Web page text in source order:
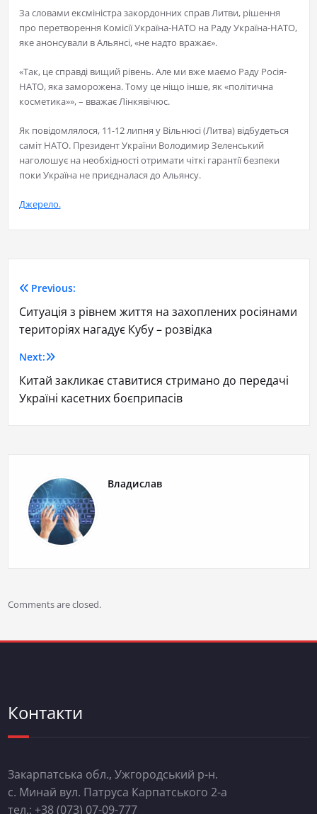
За словами ексміністра закордонних справ Литви, рішення
про перетворення Комісії Україна-НАТО на Раду Україна-НАТО,
яке анонсували в Альянсі, «не надто вражає».
«Так, це справді вищий рівень. Але ми вже маємо Раду Росія-
НАТО, яка заморожена. Тому це ніщо інше, як «політична
косметика»», – вважає Лінкявічюс.
Як повідомлялося, 11-12 липня у Вільнюсі (Литва) відбудеться
саміт НАТО. Президент України Володимир Зеленський
наголошує на необхідності отримати чіткі гарантії безпеки
поки Україна не приєдналася до Альянсу.
Джерело.
Previous:
Ситуація з рівнем життя на захоплених росіянами
територіях нагадує Кубу – розвідка
Next:
Китай закликає ставитися стримано до передачі
Україні касетних боєприпасів
Владислав
Comments are closed.
Контакти
Закарпатська обл., Ужгородський р-н.
с. Минай вул. Патруса Карпатського 2-а
тел.: +38 (073) 07-09-777